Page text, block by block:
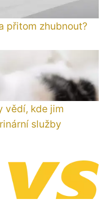
přitom zhubnout?
vědí, kde jim
služby